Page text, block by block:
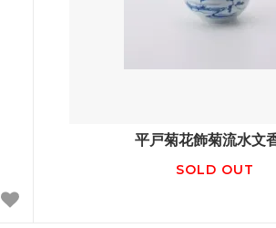
平戸菊花飾菊流水文
SOLD OUT